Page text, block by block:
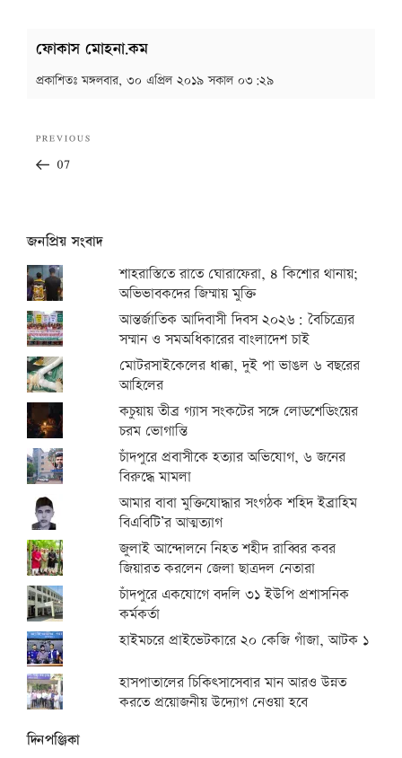
ফোকাস মোহনা.কম
প্রকাশিতঃমঙ্গলবার, ৩০ এপ্রিল ২০১৯ সকাল ০৩:২৯
navigation
Previous
Post
PREVIOUS
07
জনপ্রিয় সংবাদ
শাহরাস্তিতে রাতে ঘোরাফেরা, ৪ কিশোর থানায়;
অভিভাবকদের জিম্মায় মুক্তি
আন্তর্জাতিক আদিবাসী দিবস ২০২৬: বৈচিত্র্যের
সম্মান ও সমঅধিকারের বাংলাদেশ চাই
মোটরসাইকেলের ধাক্কা, দুই পা ভাঙল ৬ বছরের
আহিলের
কচুয়ায় তীব্র গ্যাস সংকটের সঙ্গে লোডশেডিংয়ের
চরম ভোগান্তি
চাঁদপুরে প্রবাসীকে হত্যার অভিযোগ, ৬ জনের
বিরুদ্ধে মামলা
আমার বাবা মুক্তিযোদ্ধার সংগঠক শহিদ ইব্রাহিম
বিএবিটি’র আত্মত্যাগ
জুলাই আন্দোলনে নিহত শহীদ রাব্বির কবর
জিয়ারত করলেন জেলা ছাত্রদল নেতারা
চাঁদপুরে একযোগে বদলি ৩১ ইউপি প্রশাসনিক
কর্মকর্তা
হাইমচরে প্রাইভেটকারে ২০ কেজি গাঁজা, আটক ১
হাসপাতালের চিকিৎসাসেবার মান আরও উন্নত
করতে প্রয়োজনীয় উদ্যোগ নেওয়া হবে
দিনপঞ্জিকা